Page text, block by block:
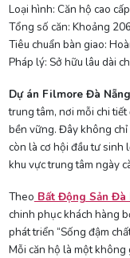
Loại hình: Căn hộ cao
Tổng số căn: Khoảng
Tiêu chuẩn bàn giao:
Pháp lý: Sở hữu lâu dài
Dự án Filmore Đà Nẵng
trung tâm, nơi mỗi chi
bền vững. Đây không
còn là cơ hội đầu tư sinh
khu vực trung tâm ngày
Theo Bất Động Sản Đà
chinh phục khách hàng
phát triển “Sống đậm
Mỗi căn hộ là một